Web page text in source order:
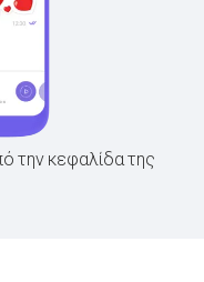
την κεφαλίδα της